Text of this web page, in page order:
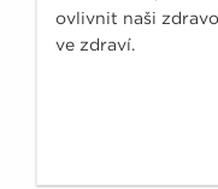
ovlivnit naši
ve zdraví.